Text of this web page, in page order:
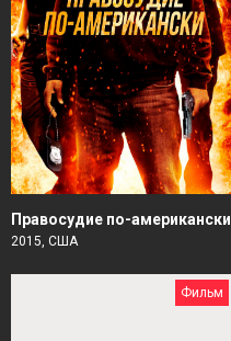
Правосудие по-американски
2015, США
Фильм